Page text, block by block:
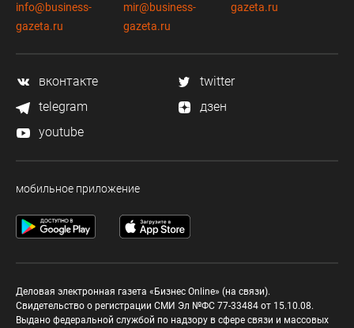
info@business-
gazeta.ru
mir@business-
gazeta.ru
gazeta.ru
вконтакте
twitter
telegram
дзен
youtube
мобильное приложение
Деловая электронная газета «Бизнес Online» (на связи).
Свидетельство о регистрации СМИ Эл №ФС 77-33484 от 15.10.08.
Выдано федеральной службой по надзору в сфере связи и массовых